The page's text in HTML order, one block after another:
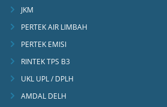
JKM
PERTEK AIR LIMBAH
PERTEK EMISI
RINTEK TPS B3
UKL UPL / DPLH
AMDAL DELH